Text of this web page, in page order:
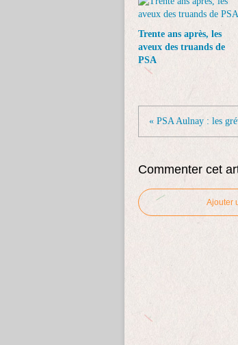
Trente ans après, les
aveux des truands de
PSA
« PSA Aulnay : les
Commenter cet
Ajouter